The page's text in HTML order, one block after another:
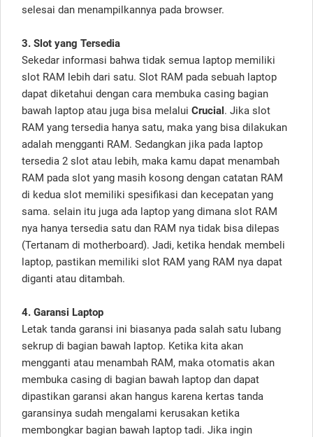
selesai dan menampilkannya pada browser.
3. Slot yang Tersedia
Sekedar informasi bahwa tidak semua laptop memiliki
slot RAM lebih dari satu. Slot RAM pada sebuah laptop
dapat diketahui dengan cara membuka casing bagian
bawah laptop atau juga bisa melalui Crucial. Jika slot
RAM yang tersedia hanya satu, maka yang bisa dilakukan
adalah mengganti RAM. Sedangkan jika pada laptop
tersedia 2 slot atau lebih, maka kamu dapat menambah
RAM pada slot yang masih kosong dengan catatan RAM
di kedua slot memiliki spesifikasi dan kecepatan yang
sama. selain itu juga ada laptop yang dimana slot RAM
nya hanya tersedia satu dan RAM nya tidak bisa dilepas
(Tertanam di motherboard). Jadi, ketika hendak membeli
laptop, pastikan memiliki slot RAM yang RAM nya dapat
diganti atau ditambah.
4. Garansi Laptop
Letak tanda garansi ini biasanya pada salah satu lubang
sekrup di bagian bawah laptop. Ketika kita akan
mengganti atau menambah RAM, maka otomatis akan
membuka casing di bagian bawah laptop dan dapat
dipastikan garansi akan hangus karena kertas tanda
garansinya sudah mengalami kerusakan ketika
membongkar bagian bawah laptop tadi. Jika ingin